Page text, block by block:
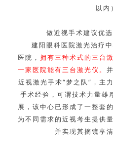
以内
做近视手术建议优
建阳眼科医院激光治疗
医院，拥有三种术式的三台
一家医院能有三台激光仪。
近视激光手术“梦之队”，主
手术经验，可谓技术力量雄
展，该中心已形成了一整套
为不同需求的近视考生提供
并实现其摘镜享